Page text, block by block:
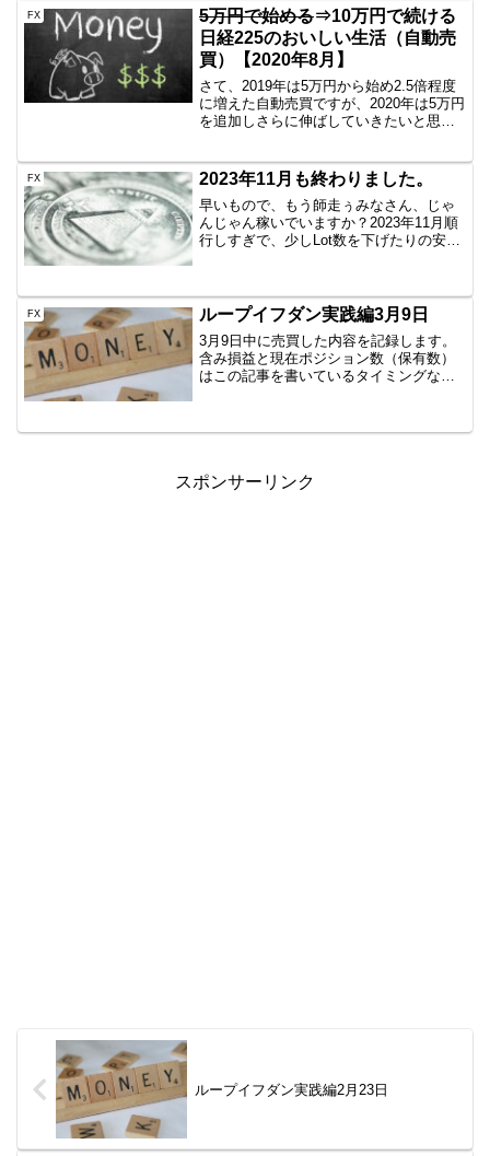
ドのほうへお金を回そうと思い立ち
Axioryから出...
FX 5万円で始める⇒10万円で続ける
日経225のおいしい生活（自動売
買）【2020年8月】
さて、2019年は5万円から始め2.5倍程度
に増えた自動売買ですが、2020年は5万円
を追加しさらに伸ばしていきたいと思い
んかで日経225買えるわけないでしょ？
FX 2023年11月も終わりました。
早いもので、もう師走ぅみなさん、じゃ
んじゃん稼いでいますか？2023年11月順
行しすぎで、少しLot数を下げたりの安全
グリッドトレード今月もクソポジション
を損切りしたり...
FX ループイフダン実践編3月9日
3月9日中に売買した内容を記録します。
含み損益と現在ポジション数（保有数）
はこの記事を書いているタイミングなの
スポンサーリンク
ループイフダン実践編2月23日